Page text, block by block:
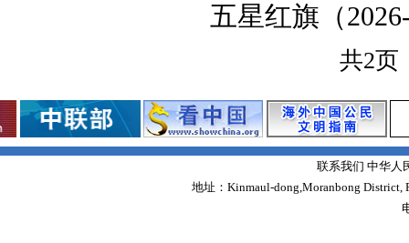
五星红旗 （
共2
联系我们 中华人
地址：Kinmaul-dong,Moranbong District,